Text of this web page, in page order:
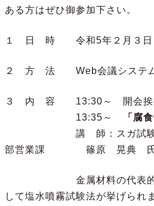
ある方はぜひ御
１ 日 時 令和5年２月３日
２ 方 法 Web会議システム
３ 内 容 13:30～ 開会挨
13:35～
「腐
講 師：スガ試
部営業課 篠原 晃典
金属材料の代表的な腐
して塩水噴霧試験法が挙げられ